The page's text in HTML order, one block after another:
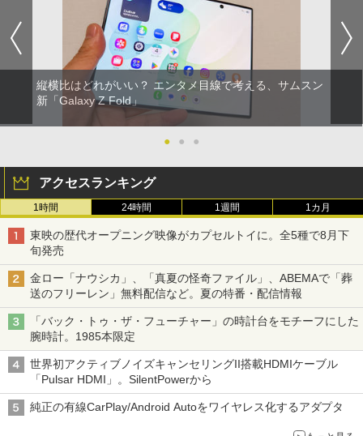
縦横比はどれがいい？ エンタメ目線で考える、サムスン
新「Galaxy Z Fold」
● ● ●
アクセスランキング
1時間 24時間 1週間 1カ月
東映の歴代オープニング映像がカプセルトイに。全5種で8月下
旬発売
金ロー「ナウシカ」、「真夏の怪奇ファイル」、ABEMAで「葬
送のフリーレン」無料配信など。夏の特番・配信情報
「バック・トゥ・ザ・フューチャー」の時計台をモチーフにした
腕時計。1985本限定
世界初アクティブノイズキャンセリングII搭載HDMIケーブル
「Pulsar HDMI」。SilentPowerから
純正の有線CarPlay/Android Autoをワイヤレス化するアダプタ